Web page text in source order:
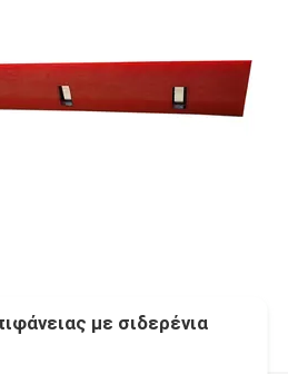
με σιδερένια